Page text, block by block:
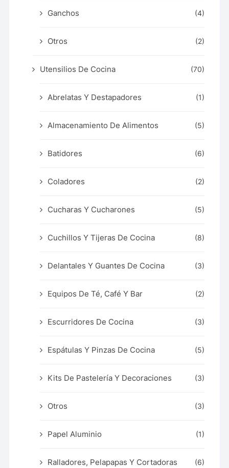
Ganchos (4)
Otros (2)
Utensilios De Cocina (70)
Abrelatas Y Destapadores (1)
Almacenamiento De Alimentos (5)
Batidores (6)
Coladores (2)
Cucharas Y Cucharones (5)
Cuchillos Y Tijeras De Cocina (8)
Delantales Y Guantes De Cocina (3)
Equipos De Té, Café Y Bar (2)
Escurridores De Cocina (3)
Espátulas Y Pinzas De Cocina (5)
Kits De Pastelería Y Decoraciones (3)
Otros (3)
Papel Aluminio (1)
Ralladores, Pelapapas Y Cortadoras (6)